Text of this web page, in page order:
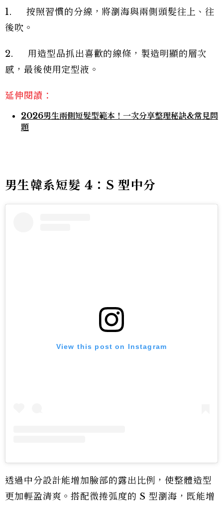
1. 按照習慣的分線，將瀏海與兩側頭髮往上、往
後吹。
2. 用造型品抓出喜歡的線條，製造明顯的層次
感，最後使用定型液。
延伸閱讀：
2026男生兩側短髮型範本！一次分享整理秘訣&常見問
題
男生韓系短髮 4：S 型中分
View this post on Instagram
透過中分設計能增加臉部的露出比例，使整體造型
更加輕盈清爽。搭配微捲弧度的 S 型瀏海，既能增